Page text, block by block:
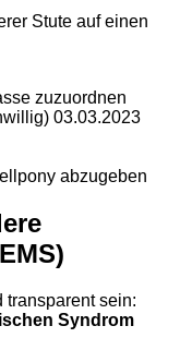
Stute auf einen
zuzuordnen
03.03.2023
abzugeben
transparent sein:
Syndrom